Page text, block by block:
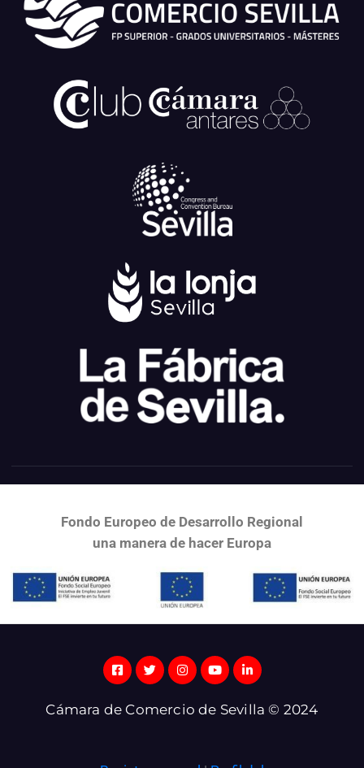
Fondo Europeo de Desarrollo Regional
una manera de hacer Europa
Cámara de Comercio de Sevilla © 2024